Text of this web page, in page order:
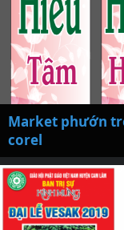
Market phướn
corel